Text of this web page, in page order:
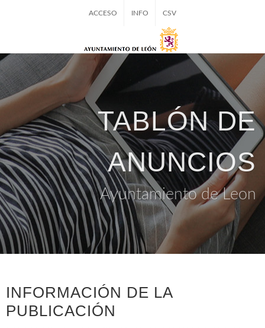
ACCESO INFO CSV
TABLÓN DE
ANUNCIOS
Ayuntamiento de Leon
INFORMACIÓN DE LA
PUBLICACIÓN